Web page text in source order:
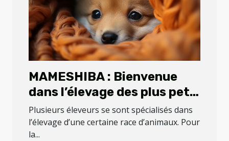
MAMESHIBA : Bienvenue
dans l’élevage des plus petit
shiba du que vous pouvez
retrouver sur la planète
Plusieurs éleveurs se sont spécialisés dans
l’élevage d’une certaine race d’animaux. Pour
la...